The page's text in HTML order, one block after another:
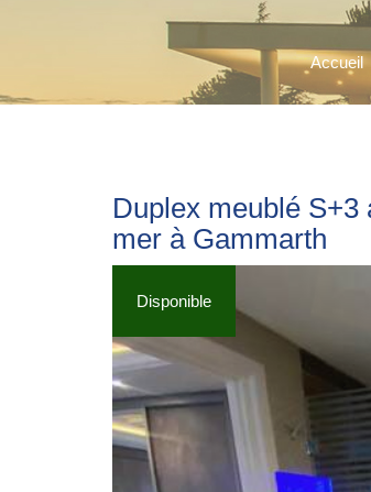
Accueil
Duplex meublé
mer à Gammarth
Disponible